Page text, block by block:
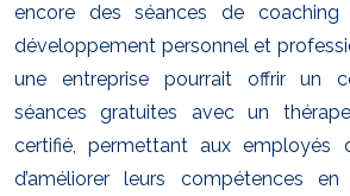
encore des séances de
développement personnel et
une entreprise pourrait offrir un
séances gratuites avec un
certifié, permettant aux employés
d’améliorer leurs compétences